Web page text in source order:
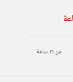
من ١٦ ساعة